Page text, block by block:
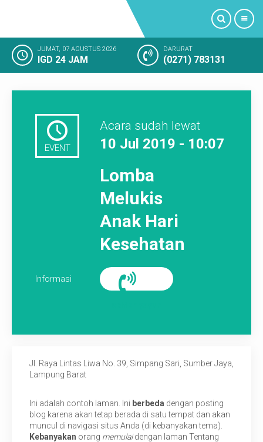
PROFIL
FASILITAS RUMAH SAKIT
KAMAR RAWAT INAP
KEGIATAN RUMAH SAKIT
KESAN PELANGGAN
TANYA KAMI
JUMAT, 07 AGUSTUS 2026
IGD 24 JAM
DARURAT
(0271) 783131
EVENT
Acara sudah lewat
10 Jul 2019 - 10:07
Lomba
Melukis
Anak Hari
Kesehatan
Informasi
Jl. Raya Lintas Liwa No. 39, Simpang Sari, Sumber Jaya,
Lampung Barat
Ini adalah contoh laman. Ini berbeda dengan posting
blog karena akan tetap berada di satu tempat dan akan
muncul di navigasi situs Anda (di kebanyakan tema).
Kebanyakan orang memulaidengan laman Tentang